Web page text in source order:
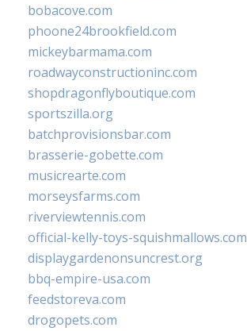
bobacove.com
phoone24brookfield.com
mickeybarmama.com
roadwayconstructioninc.com
shopdragonflyboutique.com
sportszilla.org
batchprovisionsbar.com
brasserie-gobette.com
musicrearte.com
morseysfarms.com
riverviewtennis.com
official-kelly-toys-squishmallows.com
displaygardenonsuncrest.org
bbq-empire-usa.com
feedstoreva.com
drogopets.com